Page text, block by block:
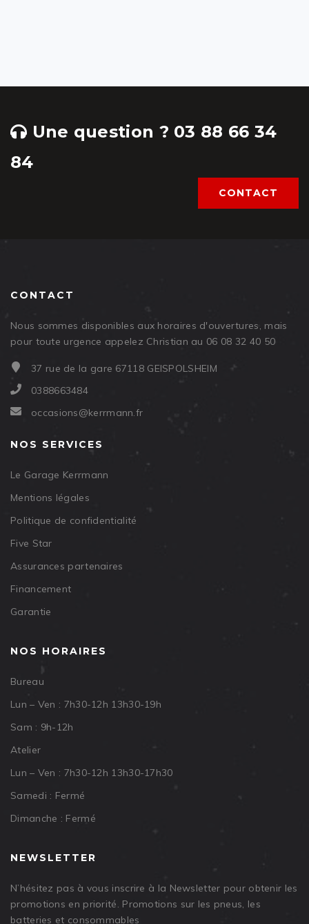
Une question ? 03 88 66 34
84
CONTACT
CONTACT
Nous sommes disponibles aux horaires d'ouvertures, mais
pour toute urgence appelez Christian au 06 08 32 40 50
37 rue de la gare 67118 GEISPOLSHEIM
0388663484
occasions@kerrmann.fr
NOS SERVICES
Le Garage Kerrmann
Mentions légales
Politique de confidentialité
Five Star
Assurances partenaires
Financement
Garantie
NOS HORAIRES
Bureau
Lun – Ven : 7h30-12h 13h30-19h
Sam : 9h-12h
Atelier
Lun – Ven : 7h30-12h 13h30-17h30
Samedi : Fermé
Dimanche : Fermé
NEWSLETTER
N’hésitez pas à vous inscrire à la Newsletter pour obtenir les
promotions en priorité. Promotions sur les pneus, les
batteries et consommables